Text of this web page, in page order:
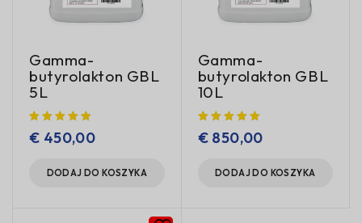
Gamma-
butyrolakton GBL
5L
€ 450,00
DODAJ DO KOSZYKA
Gamma-
butyrolakton GBL
10L
€850,00
DODAJ DO KOSZYKA